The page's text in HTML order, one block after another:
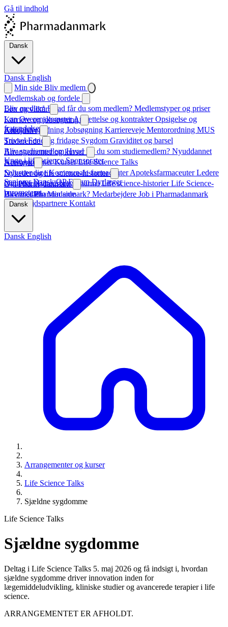
Gå til indhold
Dansk
Dansk English
Min side Bliv medlem
Medlemskab og fordele
Bliv medlemHvad får du som medlem? Medlemstyper og priser
Løn og vilkår
LønOverenskomsterAnsættelse og kontrakterOpsigelse og
fratrædelse
Karriere og jobsøgning
Karrierevejledning Jobsøgning Karriereveje Mentorordning MUS
Arbejdsliv
TrivselFerie og fridage Sygdom Graviditet og barsel
Studerende
Bliv studiemedlemHvad får du som studiemedlem? Nyuddannet
Unge i life scienceSponsorater
Arrangementer og kurser
ArrangementerKurserLife Science Talks
Netværk
SelvstændigeKommunale farmaceuterApoteksfarmaceuterLedere
SeniorerDansk QP ForumDyrlæger
Nyheder og life science-historier
NyhederNyhedsbrev PharmaLife science-historierLife Science-
barometeret
Om Pharmadanmark
Hvem er Pharmadanmark? Medarbejdere Job i Pharmadanmark
Samarbejdspartnere Kontakt
Bliv medlemMin side
Dansk
Dansk English
Arrangementer og kurser
Life Science Talks
Sjældne sygdomme
Life Science Talks
Sjældne sygdomme
Deltag i Life Science Talks 5. maj 2026 og få indsigt i, hvordan
sjældne sygdomme driver innovation inden for
lægemiddeludvikling, kliniske studier og avancerede terapier i life
science.
ARRANGEMENTET ER AFHOLDT.